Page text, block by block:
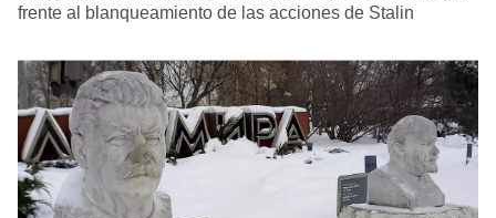
frente al blanqueamiento de las acciones de Stalin